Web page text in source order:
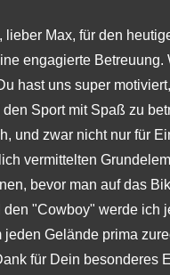
Max, für den
engagierte Betreuung.
hast uns super
Sport mit Spaß zu
und zwar nicht nur für
vermittelten
bevor man auf das
"Cowboy" werde ich
jeden Gelände prima
für Dein besonderes